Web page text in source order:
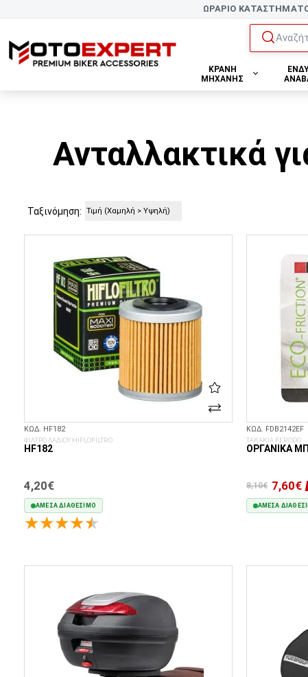
ΩΡΑΡΙΟ
ΚΡΑΝΗ
ΜΗΧΑΝΗΣ
Ανταλλακτικά
Ταξινόμηση:
ΚΩΔ. HF182
ΦΙΛΤΡΟ ΛΑΔΙΟΥ HIFLOFILTRO
HF182
4,20€
ΆΜΕΣΑ ΔΙΑΘΈΣΙΜΟ
ΚΩΔ. FDB2142EF
ΤΑΚΑΚΙΑ FERODO
ΟΡΓΑΝΙΚΆ
8,10€ 7,60€
ΆΜΕΣΑ